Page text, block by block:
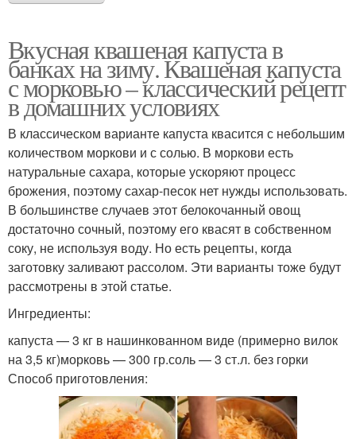
Вкусная квашеная капуста в
банках на зиму. Квашеная капуста
с морковью – классический рецепт
в домашних условиях
В классическом варианте капуста квасится с небольшим
количеством моркови и с солью. В моркови есть
натуральные сахара, которые ускоряют процесс
брожения, поэтому сахар-песок нет нужды использовать.
В большинстве случаев этот белокочанный овощ
достаточно сочный, поэтому его квасят в собственном
соку, не используя воду. Но есть рецепты, когда
заготовку заливают рассолом. Эти варианты тоже будут
рассмотрены в этой статье.
Ингредиенты:
капуста — 3 кг в нашинкованном виде (примерно вилок
на 3,5 кг)морковь — 300 гр.соль — 3 ст.л. без горки
Способ приготовления: